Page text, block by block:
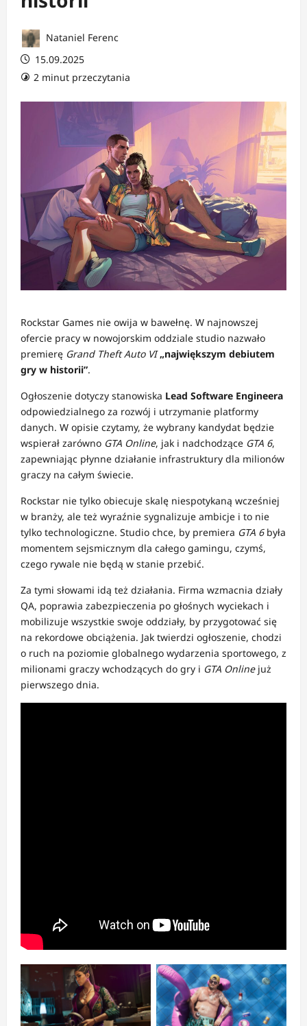
Nataniel Ferenc
15.09.2025
2 minut przeczytania
Rockstar Games nie owija w bawełnę. W najnowszej
ofercie pracy w nowojorskim oddziale studio nazwało
premierę Grand Theft Auto VI „największym debiutem
gry w historii”.
Ogłoszenie dotyczy stanowiska Lead Software Engineera
odpowiedzialnego za rozwój i utrzymanie platformy
danych. W opisie czytamy, że wybrany kandydat będzie
wspierał zarówno GTA Online, jak i nadchodzące GTA 6,
zapewniając płynne działanie infrastruktury dla milionów
graczy na całym świecie.
Rockstar nie tylko obiecuje skalę niespotykaną wcześniej
w branży, ale też wyraźnie sygnalizuje ambicje i to nie
tylko technologiczne. Studio chce, by premiera GTA 6była
momentem sejsmicznym dla całego gamingu, czymś,
czego rywale nie będą w stanie przebić.
Za tymi słowami idą też działania. Firma wzmacnia działy
QA, poprawia zabezpieczenia po głośnych wyciekach i
mobilizuje wszystkie swoje oddziały, by przygotować się
na rekordowe obciążenia. Jak twierdzi ogłoszenie, chodzi
o ruch na poziomie globalnego wydarzenia sportowego, z
milionami graczy wchodzących do gry i GTA Onlinejuż
pierwszego dnia.